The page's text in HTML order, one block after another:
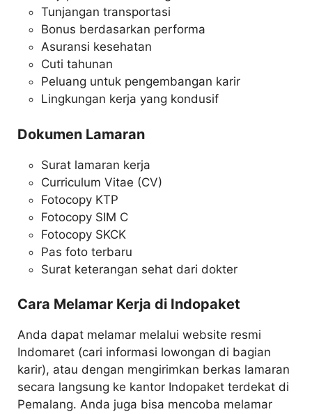
Tunjangan transportasi
Bonus berdasarkan performa
Asuransi kesehatan
Cuti tahunan
Peluang untuk pengembangan karir
Lingkungan kerja yang kondusif
Dokumen Lamaran
Surat lamaran kerja
Curriculum Vitae (CV)
Fotocopy KTP
Fotocopy SIM C
Fotocopy SKCK
Pas foto terbaru
Surat keterangan sehat dari dokter
Cara Melamar Kerja di Indopaket
Anda dapat melamar melalui website resmi
Indomaret (cari informasi lowongan di bagian
karir), atau dengan mengirimkan berkas lamaran
secara langsung ke kantor Indopaket terdekat di
Pemalang. Anda juga bisa mencoba melamar